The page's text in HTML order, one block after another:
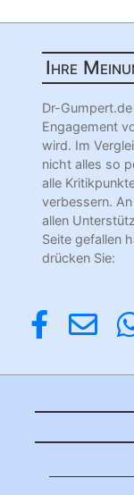
Ihre
Dr-
Engagement
wird. Im
nicht alles so
alle
verbessern.
allen
Seite gefallen
drücken Sie: